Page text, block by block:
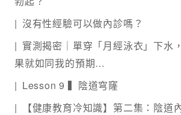
沒有性經驗可以做內診嗎？
實測揭密｜單穿「月經泳衣」下水
果就如同我的預期…
Lesson 9 ▍陰道穹窿
【健康教育冷知識】第二集：陰道